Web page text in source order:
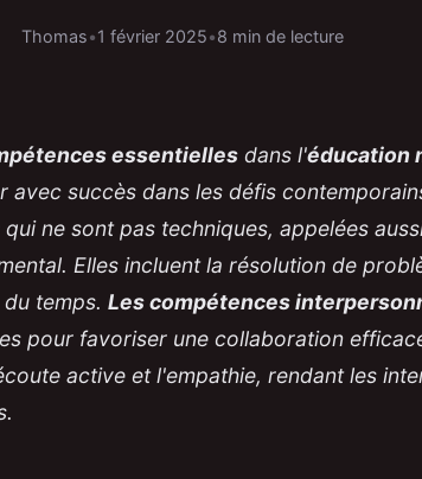
Thomas•1 février 2025•8 min de lecture
essentielles dans l'éducation
avec succès dans les défis
ne sont pas techniques, appelées
Elles incluent la résolution de
temps. Les compétences
pour favoriser une collaboration
active et l'empathie, rendant les